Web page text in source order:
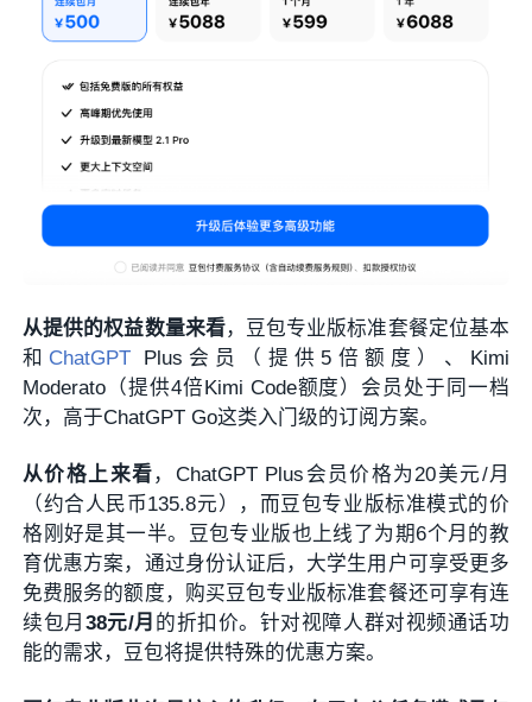
从提供的权益数量来看，豆包专业版标准套餐定位基本
和 ChatGPT Plus会员（提供5倍额度）、Kimi
Moderato（提供4倍Kimi Code额度）会员处于同一档
次，高于ChatGPT Go这类入门级的订阅方案。
从价格上来看 ，ChatGPT Plus会员价格为20美元/月
（约合人民币135.8元），而豆包专业版标准模式的价
格刚好是其一半。豆包专业版也上线了为期6个月的教
育优惠方案，通过身份认证后，大学生用户可享受更多
免费服务的额度，购买豆包专业版标准套餐还可享有连
续包月 38元/月 的折扣价。针对视障人群对视频通话功
能的需求，豆包将提供特殊的优惠方案。